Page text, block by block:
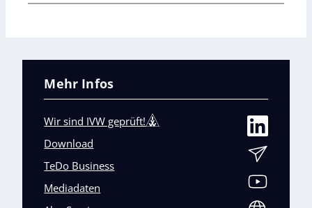
Mehr Infos
Wir sind IVW geprüft!
Download
TeDo Business
Mediadaten